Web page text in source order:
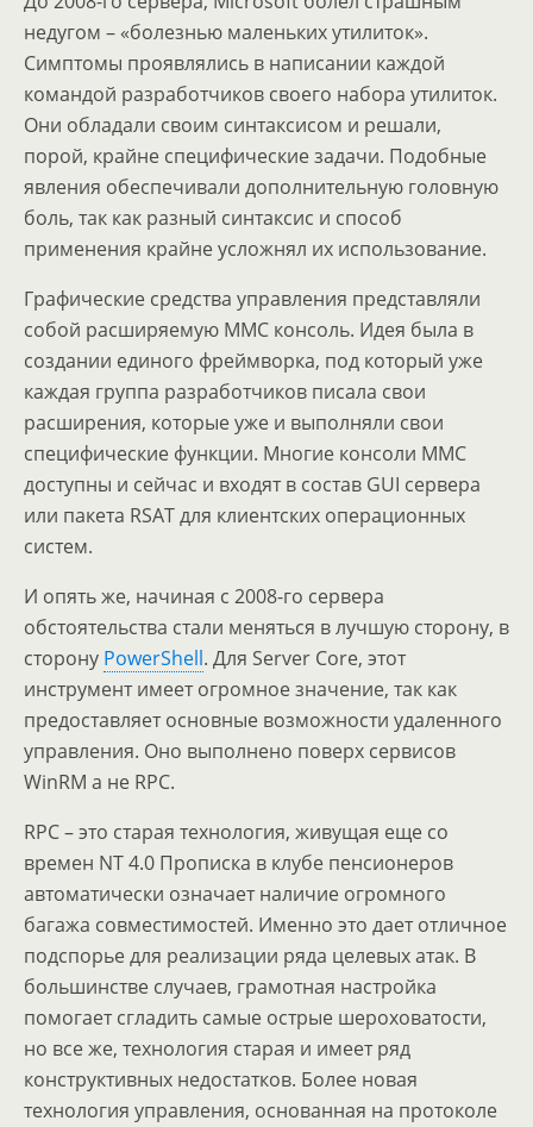
недугом – «болезнью маленьких утилиток».
Симптомы проявлялись в написании каждой
командой разработчиков своего набора утилиток.
Они обладали своим синтаксисом и решали,
порой, крайне специфические задачи. Подобные
явления обеспечивали дополнительную головную
боль, так как разный синтаксис и способ
применения крайне усложнял их использование.
Графические средства управления представляли
собой расширяемую MMC консоль. Идея была в
создании единого фреймворка, под который уже
каждая группа разработчиков писала свои
расширения, которые уже и выполняли свои
специфические функции. Многие консоли MMC
доступны и сейчас и входят в состав GUI сервера
или пакета RSAT для клиентских операционных
систем.
И опять же, начиная с 2008-го сервера
обстоятельства стали меняться в лучшую сторону, в
сторону PowerShell. Для Server Core, этот
инструмент имеет огромное значение, так как
предоставляет основные возможности удаленного
управления. Оно выполнено поверх сервисов
WinRM а не RPC.
RPC – это старая технология, живущая еще со
времен NT 4.0 Прописка в клубе пенсионеров
автоматически означает наличие огромного
багажа совместимостей. Именно это дает отличное
подспорье для реализации ряда целевых атак. В
большинстве случаев, грамотная настройка
помогает сгладить самые острые шероховатости,
но все же, технология старая и имеет ряд
конструктивных недостатков. Более новая
технология управления, основанная на протоколе